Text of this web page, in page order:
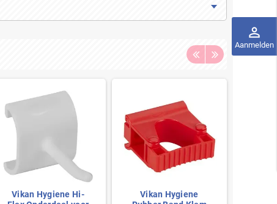
perm_identity
Aanmelden
Vikan Hygiene Hi-
Vikan Hygiene